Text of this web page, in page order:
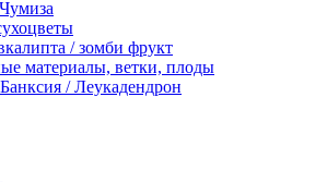
/ зомби фрукт
материалы, ветки, плоды
/ Леукадендрон